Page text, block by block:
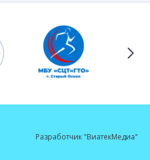
Разработчик "ВиатекМедиа"